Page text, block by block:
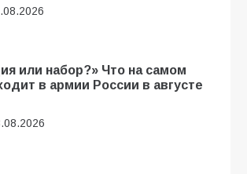
или набор?» Что на самом
в армии России в августе